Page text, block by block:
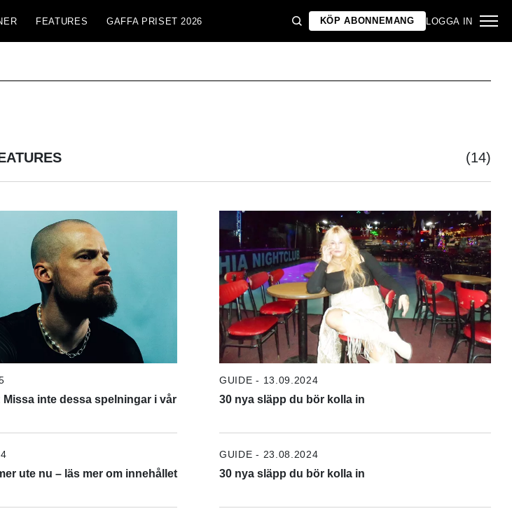
FEATURES GAFFA PRISET 2026 KÖP ABONNEMANG LOGGA IN
(14)
Missa inte dessa spelningar i vår
GUIDE - 13.09.2024
30 nya släpp du bör kolla in
ute nu – läs mer om innehållet
GUIDE - 23.08.2024
30 nya släpp du bör kolla in